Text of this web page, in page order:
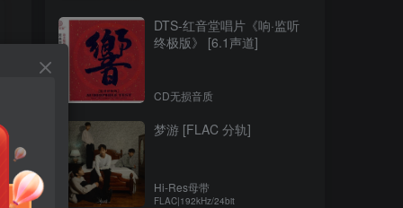
DTS-红音堂唱片《响·监听
终极版》 [6.1声道]
CD无损音质
梦游 [FLAC 分轨]
Hi-Res母带
FLAC|192kHz/24bit